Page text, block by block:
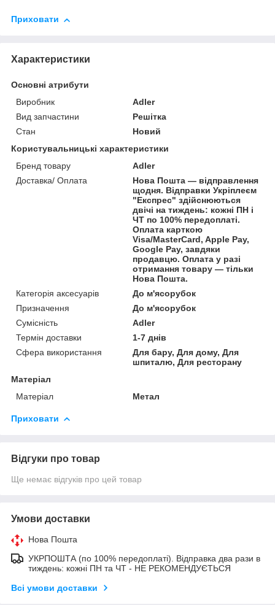
Приховати
Характеристики
Основні атрибути
Виробник
Adler
Вид запчастини
Решітка
Стан
Новий
Користувальницькі характеристики
Бренд товару
Adler
Доставка/ Оплата
Нова Пошта — відправлення
щодня. Відправки Укріплеєм
"Експрес" здійснюються
двічі на тиждень: кожні ПН і
ЧТ по 100% передоплаті.
Оплата карткою
Visa/MasterCard, Apple Pay,
Google Pay, завдяки
продавцю. Оплата у разі
отримання товару — тільки
Нова Пошта.
Категорія аксесуарів
До м'ясорубок
Призначення
До м'ясорубок
Сумісність
Adler
Термін доставки
1-7 днів
Сфера використання
Для бару, Для дому, Для
шпиталю, Для ресторану
Матеріал
Матеріал
Метал
Приховати
Відгуки про товар
Ще немає відгуків про цей товар
Умови доставки
Нова Пошта
УКРПОШТА (по 100% передоплаті). Відправка два рази в
тиждень: кожні ПН та ЧТ - НЕ РЕКОМЕНДУЄТЬСЯ
Всі умови доставки